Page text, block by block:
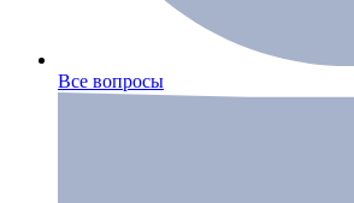
Все вопросы